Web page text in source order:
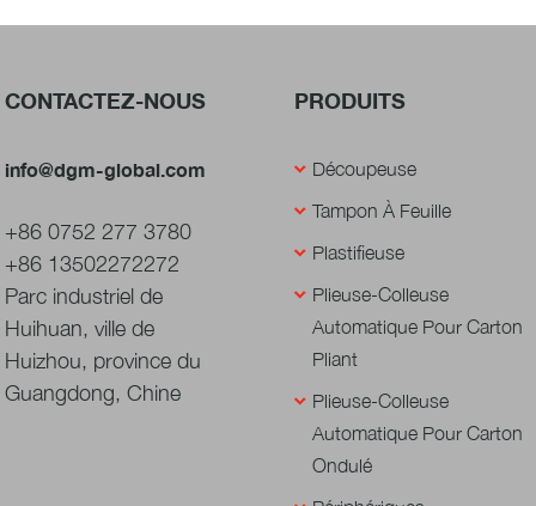
CONTACTEZ-NOUS
info@dgm-global.com
+86 0752 277 3780
+86 13502272272
Parc industriel de
Huihuan, ville de
Huizhou, province du
Guangdong, Chine
PRODUITS
Découpeuse
Tampon À Feuille
Plastifieuse
Plieuse-Colleuse
Automatique Pour Carton
Pliant
Plieuse-Colleuse
Automatique Pour Carton
Ondulé